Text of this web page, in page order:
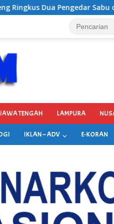
23 Paket Narkotika
JAWA TENGAH LAMPURA
IKLAN – ADV E-KORAN